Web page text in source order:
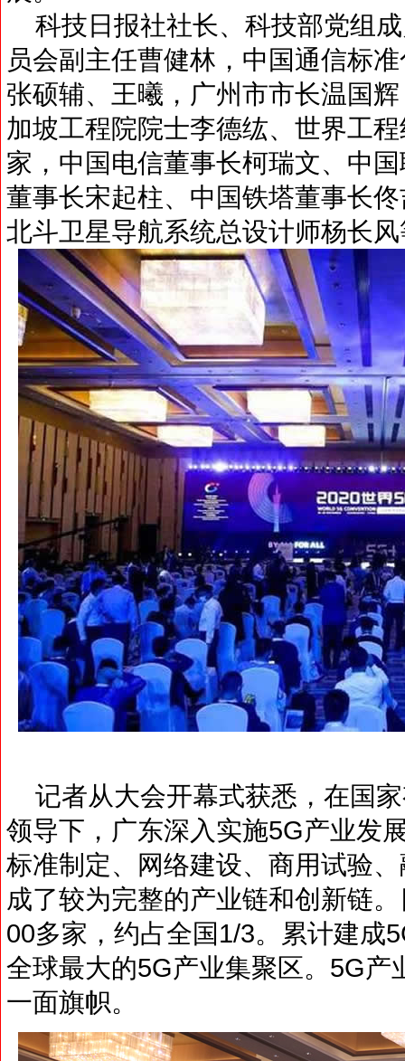
科技日报社社长、科技部党组
员会副主任曹健林，中国通信标
张硕辅、王曦，广州市市长温国
加坡工程院院士李德纮、世界工
家，中国电信董事长柯瑞文、中
董事长宋起柱、中国铁塔董事长
北斗卫星导航系统总设计师杨长
记者从大会开幕式获悉，在国
领导下，广东深入实施5G产业发
标准制定、网络建设、商用试验
成了较为完整的产业链和创新链
00多家，约占全国1/3。累计建成
全球最大的5G产业集聚区。5G产
一面旗帜。